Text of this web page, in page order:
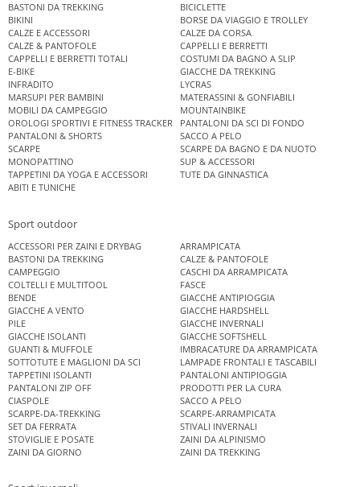
BASTONI DA TREKKING
BICICLETTE
BIKINI
BORSE DA VIAGGIO E TROLLEY
CALZE E ACCESSORI
CALZE DA CORSA
CALZE & PANTOFOLE
CAPPELLI E BERRETTI
CAPPELLI E BERRETTI TOTALI
COSTUMI DA BAGNO A SLIP
E-BIKE
GIACCHE DA TREKKING
INFRADITO
LYCRAS
MARSUPI PER BAMBINI
MATERASSINI & GONFIABILI
MOBILI DA CAMPEGGIO
MOUNTAINBIKE
OROLOGI SPORTIVI E FITNESS TRACKER
PANTALONI DA SCI DI FONDO
PANTALONI & SHORTS
SACCO A PELO
SCARPE
SCARPE DA BAGNO E DA NUOTO
MONOPATTINO
SUP & ACCESSORI
TAPPETINI DA YOGA E ACCESSORI
TUTE DA GINNASTICA
ABITI E TUNICHE
Sport outdoor
ACCESSORI PER ZAINI E DRYBAG
ARRAMPICATA
BASTONI DA TREKKING
CALZE & PANTOFOLE
CAMPEGGIO
CASCHI DA ARRAMPICATA
COLTELLI E MULTITOOL
FASCE
BENDE
GIACCHE ANTIPIOGGIA
GIACCHE A VENTO
GIACCHE HARDSHELL
PILE
GIACCHE INVERNALI
GIACCHE ISOLANTI
GIACCHE SOFTSHELL
GUANTI & MUFFOLE
IMBRACATURE DA ARRAMPICATA
SOTTOTUTE E MAGLIONI DA SCI
LAMPADE FRONTALI E TASCABILI
TAPPETINI ISOLANTI
PANTALONI ANTIPIOGGIA
PANTALONI ZIP OFF
PRODOTTI PER LA CURA
CIASPOLE
SACCO A PELO
SCARPE-DA-TREKKING
SCARPE-ARRAMPICATA
SET DA FERRATA
STIVALI INVERNALI
STOVIGLIE E POSATE
ZAINI DA ALPINISMO
ZAINI DA GIORNO
ZAINI DA TREKKING